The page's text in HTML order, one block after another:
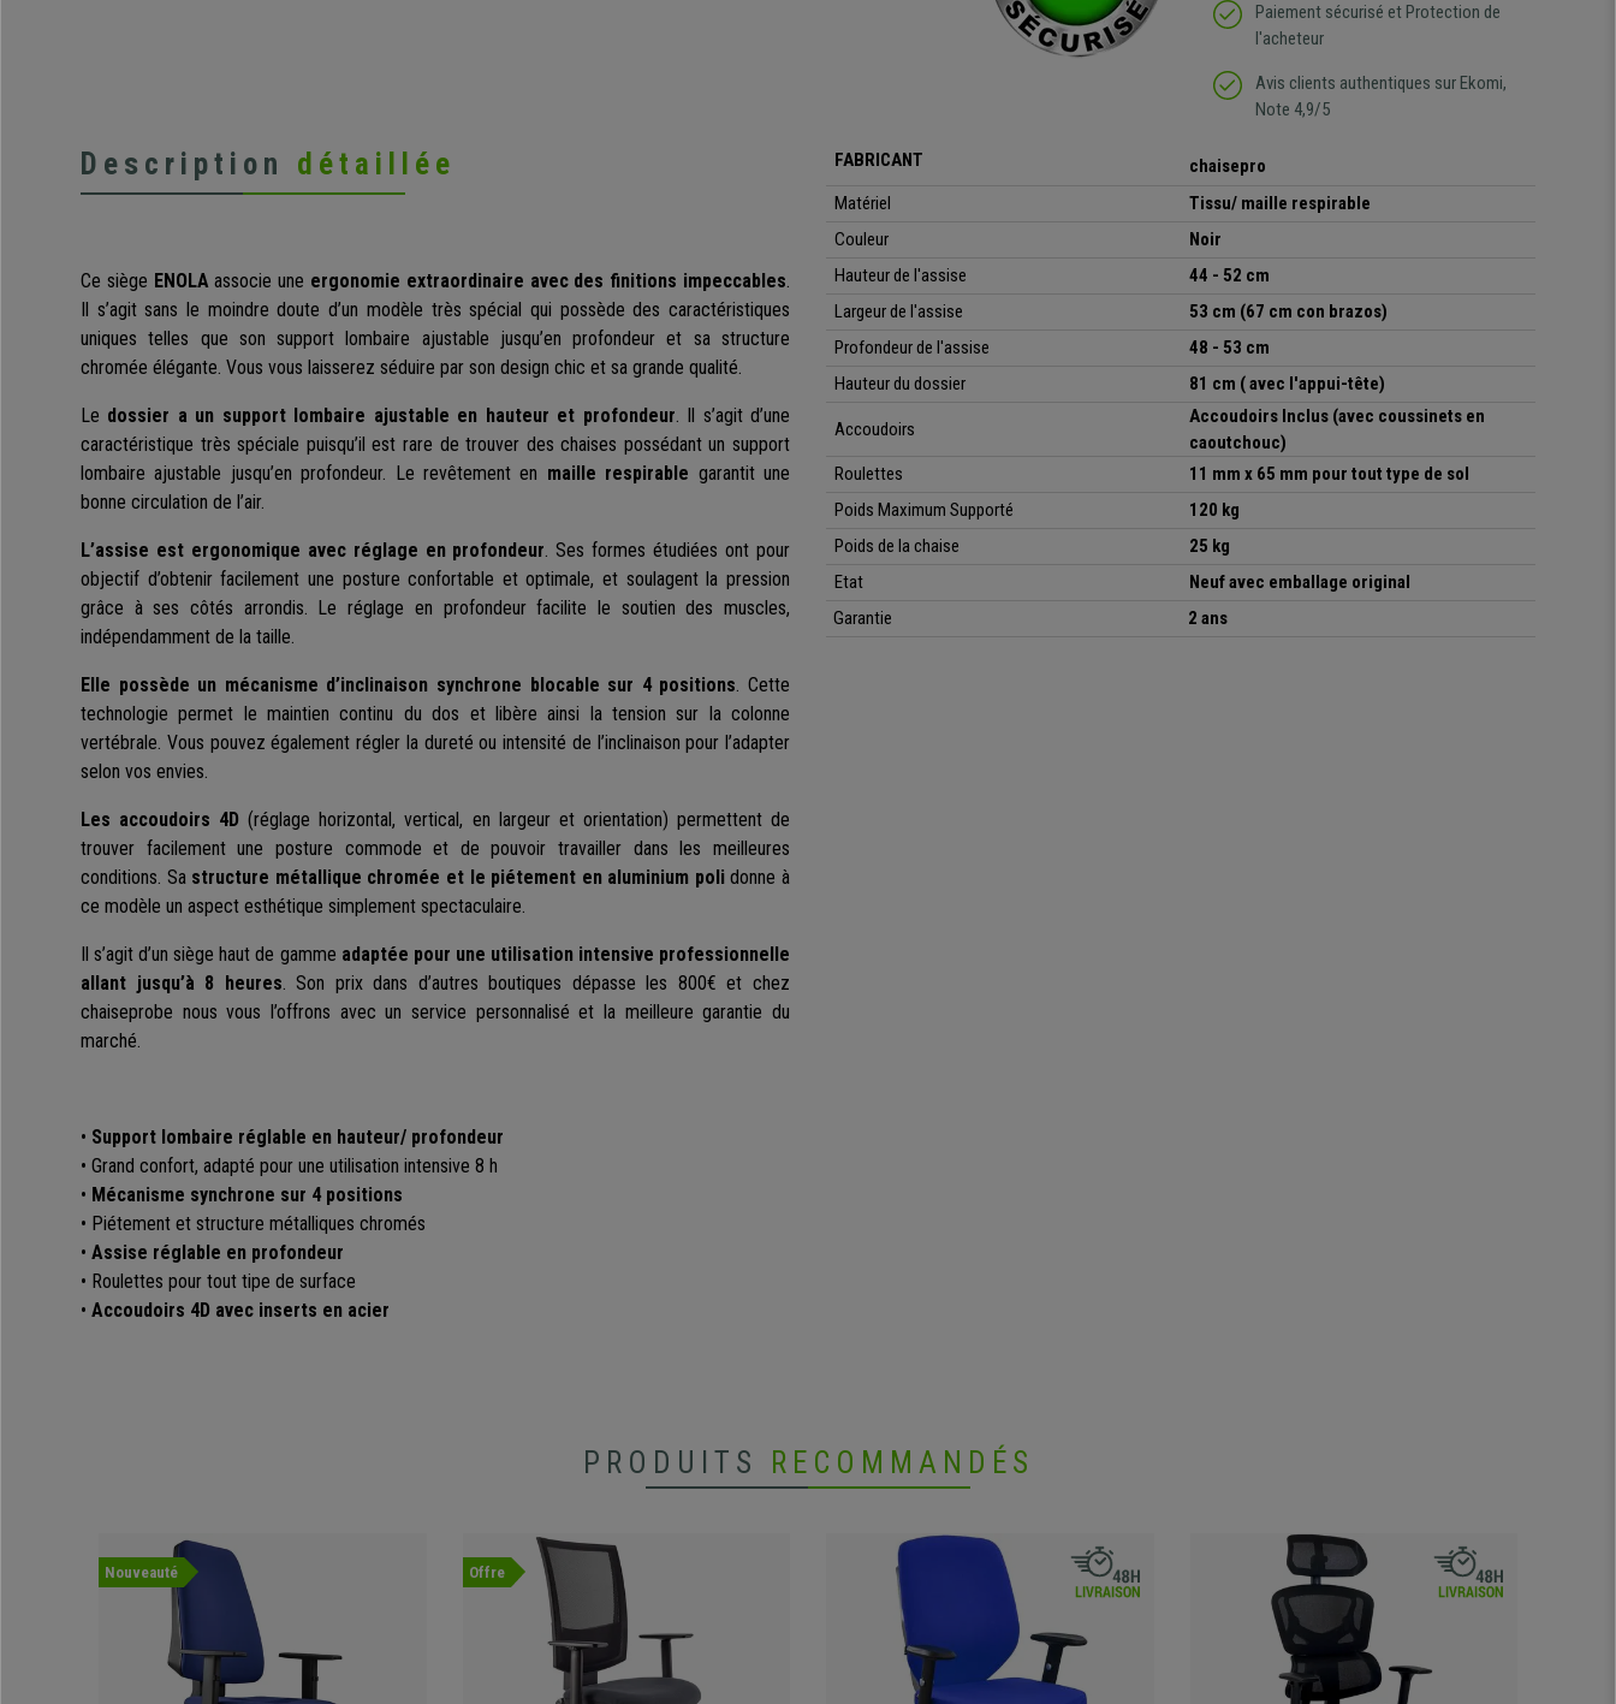
Paiement sécurisé et Protection de
l'acheteur
Avis clients authentiques sur Ekomi,
Note 4,9/5
Description détaillée
Ce siège ENOLAassocie une ergonomie extraordinaire avec des finitions impeccables.
Il s’agit sans le moindre doute d’un modèle très spécial qui possède des caractéristiques
uniques telles que son support lombaire ajustable jusqu’en profondeur et sa structure
chromée élégante. Vous vous laisserez séduire par son design chic et sa grande qualité.
Le dossier a un support lombaire ajustable en hauteur et profondeur. Il s’agit d’une
caractéristique très spéciale puisqu’il est rare de trouver des chaises possédant un support
lombaire ajustable jusqu’en profondeur. Le revêtement en maille respirable garantit une
bonne circulation de l’air.
L’assise est ergonomique avec réglage en profondeur. Ses formes étudiées ont pour
objectif d’obtenir facilement une posture confortable et optimale, et soulagent la pression
grâce à ses côtés arrondis. Le réglage en profondeur facilite le soutien des muscles,
indépendamment de la taille.
Elle possède un mécanisme d’inclinaison synchrone blocable sur 4 positions. Cette
technologie permet le maintien continu du dos et libère ainsi la tension sur la colonne
vertébrale. Vous pouvez également régler la dureté ou intensité de l’inclinaison pour l’adapter
selon vos envies.
Les accoudoirs 4D (réglage horizontal, vertical, en largeur et orientation) permettent de
trouver facilement une posture commode et de pouvoir travailler dans les meilleures
conditions. Sa structure métallique chromée et le piétement en aluminium polidonne à
ce modèle un aspect esthétique simplement spectaculaire.
Il s’agit d’un siège haut de gamme adaptée pour une utilisation intensive professionnelle
allant jusqu’à 8 heures. Son prix dans d’autres boutiques dépasse les 800€ et chez
chaiseprobe nous vous l’offrons avec un service personnalisé et la meilleure garantie du
marché.
• Support lombaire réglable en hauteur/ profondeur
• Grand confort, adapté pour une utilisation intensive 8 h
• Mécanisme synchrone sur 4 positions
• Piétement et structure métalliques chromés
• Assise réglable en profondeur
• Roulettes pour tout tipe de surface
• Accoudoirs 4D avec inserts en acier
FABRICANT
chaisepro
Matériel
Tissu/ maille respirable
Couleur
Noir
Hauteur de l'assise
44 - 52 cm
Largeur de l'assise
53 cm (67 cm con brazos)
Profondeur de l'assise
48 - 53 cm
Hauteur du dossier
81 cm ( avec l'appui-tête)
Accoudoirs
Accoudoirs Inclus (avec coussinets en
caoutchouc)
Roulettes
11 mm x 65 mm pour tout type de sol
Poids Maximum Supporté
120 kg
Poids de la chaise
25 kg
Etat
Neuf avec emballage original
Garantie
2 ans
PRODUITS RECOMMANDÉS
Nouveauté Offre